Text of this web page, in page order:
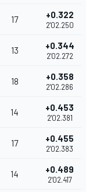
17 +0.322
2'02.250
13 +0.344
2'02.272
18 +0.358
2'02.286
14 +0.453
2'02.381
17 +0.455
2'02.383
14 +0.489
2'02.417